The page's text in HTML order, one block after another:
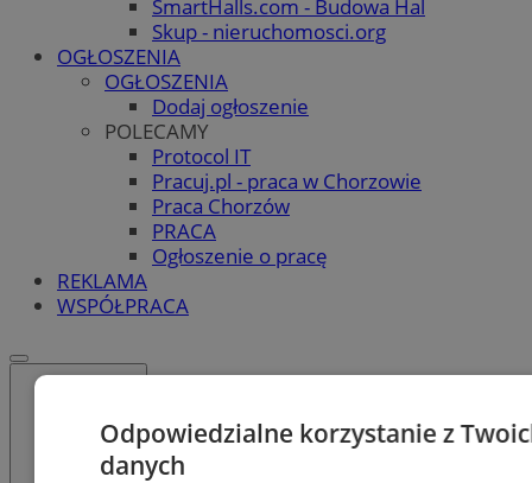
SmartHalls.com - Budowa Hal
Skup - nieruchomosci.org
OGŁOSZENIA
OGŁOSZENIA
Dodaj ogłoszenie
POLECAMY
Protocol IT
Pracuj.pl - praca w Chorzowie
Praca Chorzów
PRACA
Ogłoszenie o pracę
REKLAMA
WSPÓŁPRACA
Odpowiedzialne korzystanie z
danych